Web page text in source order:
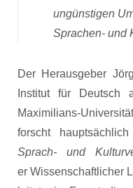
ungünstigen
Sprachen- und
Der Herausgeber
Institut für Deutsch
Maximilians-
forscht
Sprach- und
er Wissenschaftlicher